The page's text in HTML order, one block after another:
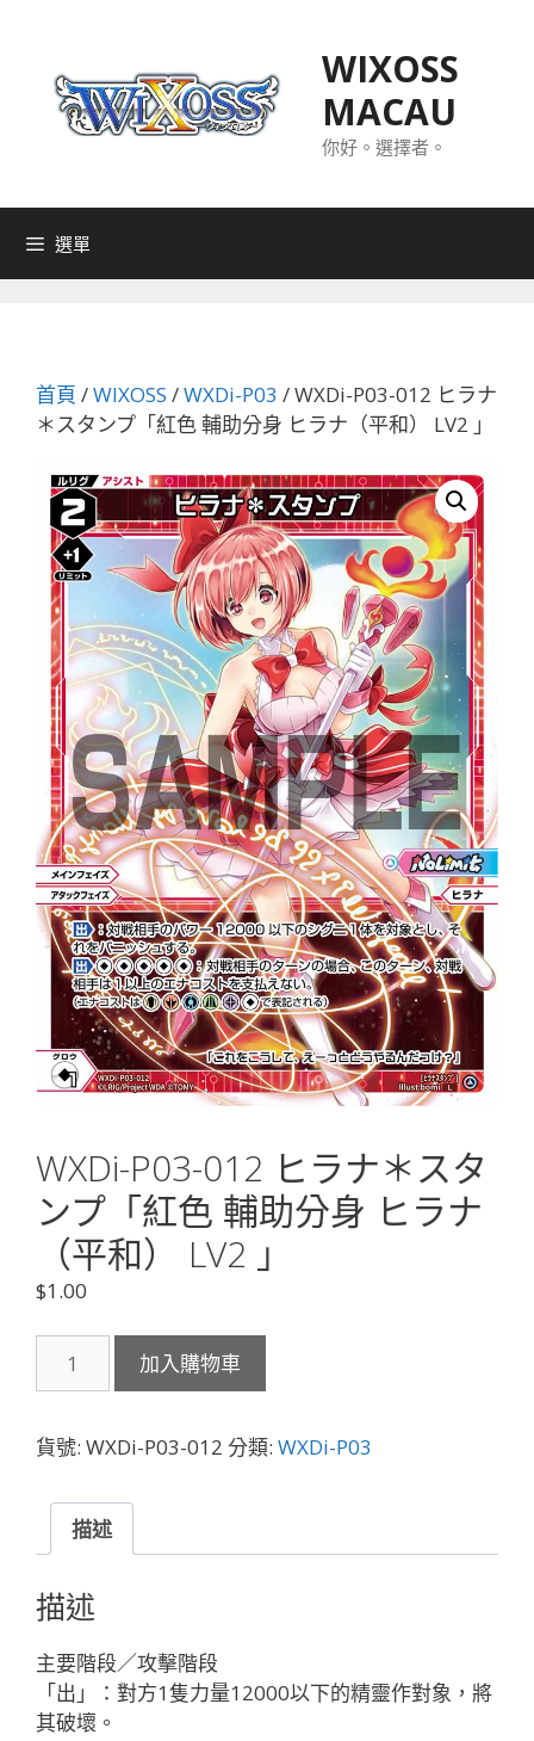
WIXOSS
MACAU
你好。選擇者。
選單
首頁 /WIXOSS /WXDi-P03 / WXDi-P03-012 ヒラナ
＊スタンプ「紅色 輔助分身 ヒラナ（平和） LV2 」
WXDi-P03-012 ヒラナ＊スタ
ンプ「紅色 輔助分身 ヒラナ
（平和） LV2 」
$1.00
P03-
ヒ
ナ
ス
タ
ン
プ
「紅
色
加入購物車
貨號: WXDi-P03-012 分類: WXDi-P03
描述
描述
主要階段／攻擊階段
「出」：對方1隻力量12000以下的精靈作對象，將
其破壞。